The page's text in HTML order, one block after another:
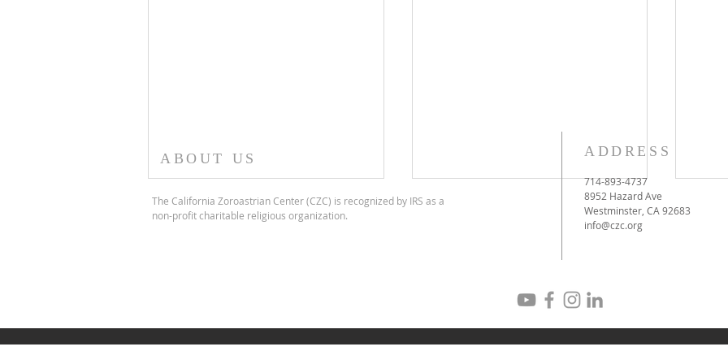
ABOUT US
The California Zoroastrian Center (CZC) is recognized by IRS as a
non-profit charitable religious organization.
ADDRESS
714-893-4737
8952 Hazard Ave
Westminster, CA 92683
info@czc.org